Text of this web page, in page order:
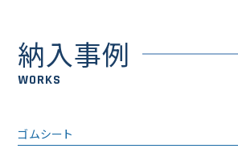
納入事例
WORKS
ゴムシート